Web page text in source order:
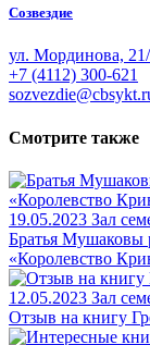
Созвездие
ул. Мординова,
+7 (4112) 300-621
Смотрите также
19.05.2023 Зал
Братья Мушаковы
«Королевство
12.05.2023 Зал
Отзыв на книгу